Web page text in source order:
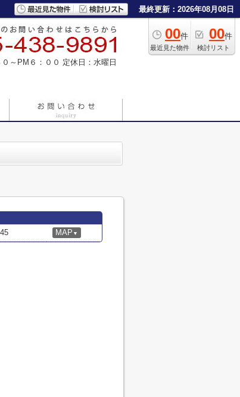
最終更新：2026年08月08日
00件
最近見た物件
00件
検討リスト
～PM６：００ 定休日：水曜日
MAP ▼